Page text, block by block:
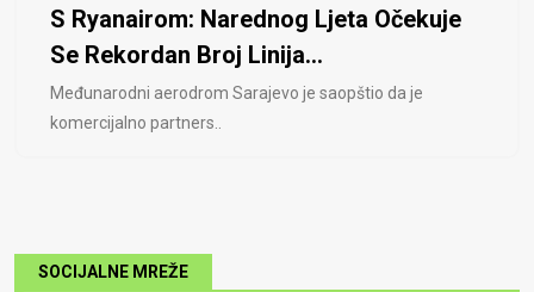
S Ryanairom: Narednog Ljeta Očekuje
Se Rekordan Broj Linija...
Međunarodni aerodrom Sarajevo je saopštio da je
komercijalno partners..
SOCIJALNE MREŽE